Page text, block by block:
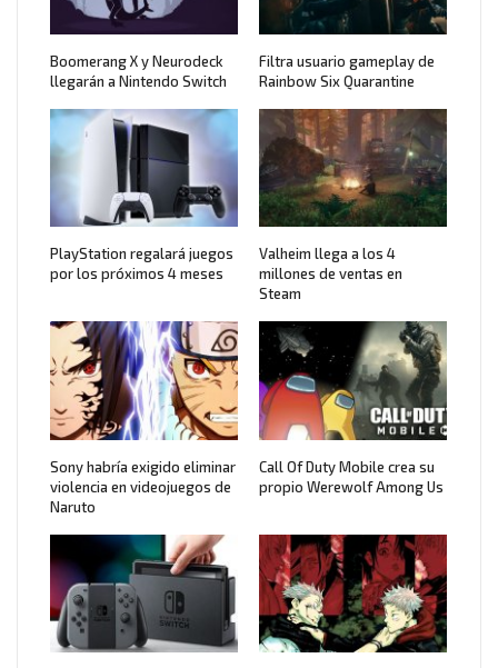
Boomerang X y Neurodeck
llegarán a Nintendo Switch
Filtra usuario gameplay de
Rainbow Six Quarantine
PlayStation regalará juegos
por los próximos 4 meses
Valheim llega a los 4
millones de ventas en
Steam
Sony habría exigido eliminar
violencia en videojuegos de
Naruto
Call Of Duty Mobile crea su
propio Werewolf Among Us